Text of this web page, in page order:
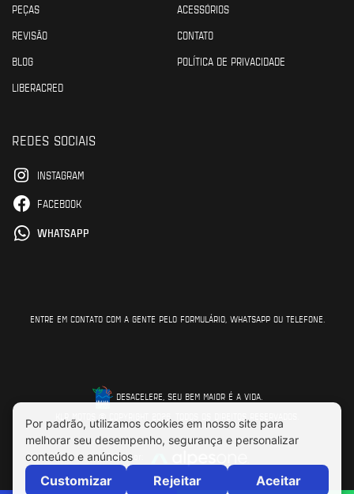
PEÇAS
ACESSÓRIOS
REVISÃO
CONTATO
BLOG
POLÍTICA DE PRIVACIDADE
LIBERACRED
REDES SOCIAIS
INSTAGRAM
FACEBOOK
WHATSAPP
ENTRE EM CONTATO COM A GENTE PELO FORMULÁRIO, WHATSAPP OU TELEFONE.
DESACELERE, SEU BEM MAIOR É A VIDA.
Feito por: